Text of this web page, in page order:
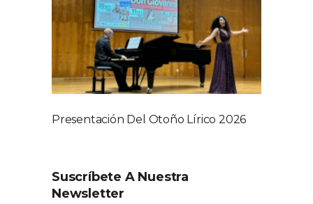
Presentación Del Otoño Lírico 2026
Suscríbete A Nuestra
Newsletter